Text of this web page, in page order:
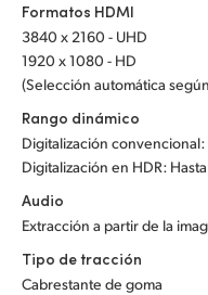
Chinese Taipei
Turkey
UAE
Ukraine
United Kingdom
United States
Formatos HDMI
3840 x 2160 - UHD
1920 x 1080 - HD
(Selección automática
Rango dinámico
Digitalización convencional:
Digitalización en HDR:
Audio
Extracción a partir de la
Tipo de tracción
Cabrestante de goma